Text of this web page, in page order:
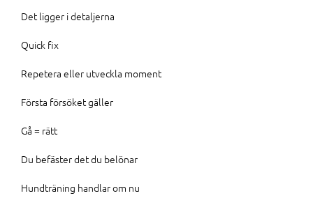
Det ligger i detaljerna
Quick fix
Repetera eller utveckla moment
Första försöket gäller
Gå = rätt
Du befäster det du belönar
Hundträning handlar om nu